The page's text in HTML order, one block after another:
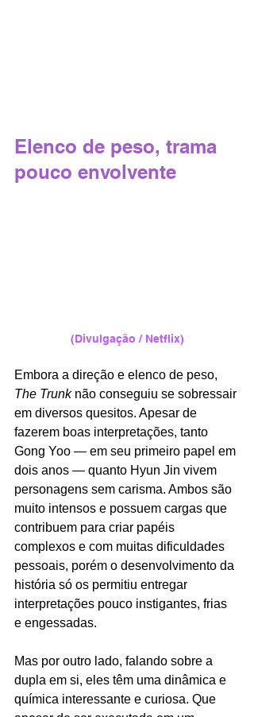
Elenco de peso, trama
pouco envolvente
(Divulgação / Netflix)
Embora a direção e elenco de peso,
The Trunk não conseguiu se sobressair
em diversos quesitos. Apesar de
fazerem boas interpretações, tanto
Gong Yoo — em seu primeiro papel em
dois anos — quanto Hyun Jin vivem
personagens sem carisma. Ambos são
muito intensos e possuem cargas que
contribuem para criar papéis
complexos e com muitas dificuldades
pessoais, porém o desenvolvimento da
história só os permitiu entregar
interpretações pouco instigantes, frias
e engessadas.
Mas por outro lado, falando sobre a
dupla em si, eles têm uma dinâmica e
química interessante e curiosa. Que